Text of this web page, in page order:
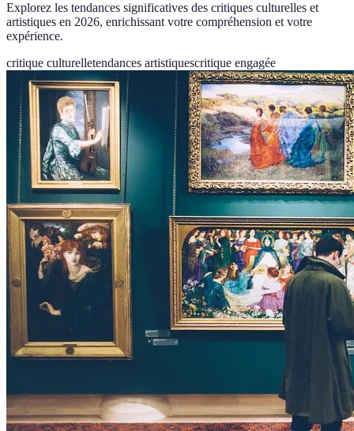
Explorez les tendances significatives des critiques culturelles et
artistiques en 2026, enrichissant votre compréhension et votre
expérience.
critique culturelletendances artistiquescritique engagée